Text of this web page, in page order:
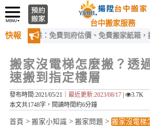
台中搬家服務
快報
：免費到府估價、免費搬家紙箱，搬家服務人
搬家沒電梯怎麼搬？透
速搬到指定樓層
發布時間:2021/05/21｜ 最近更新:2023/08/17|
3.7K
本文共1748字，閱讀時間約6分鐘
首頁 > 搬家小知識 > 搬家問題 > 搬家沒電梯